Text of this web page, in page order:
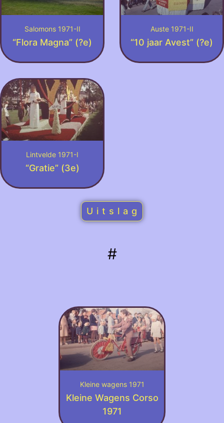
Salomons 1971-II
“Flora Magna” (?e)
Auste 1971-II
“10 jaar Avest” (?e)
Lintvelde 1971-I
“Gratie” (3e)
U i t s l a g
#
Kleine wagens 1971
Kleine Wagens Corso
1971